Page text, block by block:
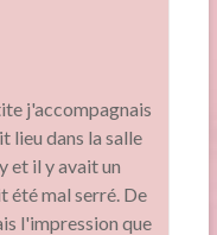
j'accompagnais
lieu dans la salle
et il y avait un
été mal serré. De
l'impression que